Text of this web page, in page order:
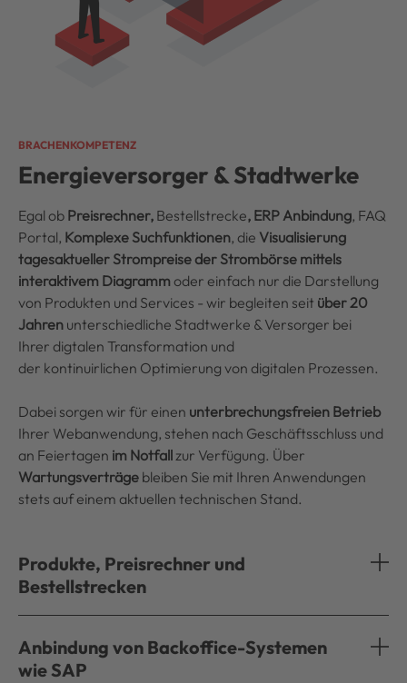
BRACHENKOMPETENZ
Energieversorger & Stadtwerke
Egal ob Preisrechner, Bestellstrecke, ERP Anbindung, FAQ
Portal, Komplexe Suchfunktionen, die Visualisierung
tagesaktueller Strompreise der Strombörse mittels
interaktivem Diagramm oder einfach nur die Darstellung
von Produkten und Services - wir begleiten seit über 20
Jahren unterschiedliche Stadtwerke & Versorger bei
Ihrer digtalen Transformation und
der kontinuirlichen Optimierung von digitalen Prozessen.
Dabei sorgen wir für einen unterbrechungsfreien Betrieb
Ihrer Webanwendung, stehen nach Geschäftsschluss und
an Feiertagen im Notfallzur Verfügung. Über
Wartungsverträge bleiben Sie mit Ihren Anwendungen
stets auf einem aktuellen technischen Stand.
Produkte, Preisrechner und
Bestellstrecken
Anbindung von Backoffice-Systemen
wie SAP